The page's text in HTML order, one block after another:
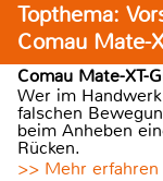
Topthema:
Comau Mate-
Comau Mate-XT-
Wer im
falschen
beim Anheben
Rücken.
>> Mehr erfahren